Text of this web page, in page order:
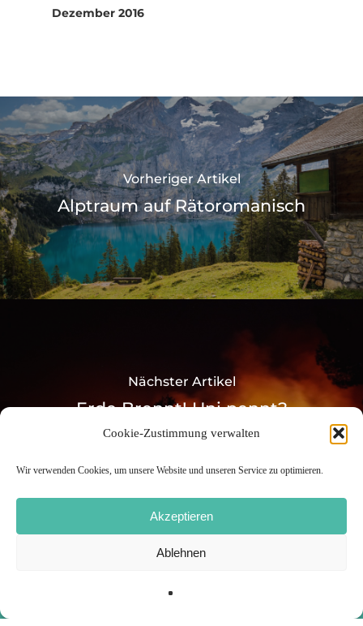
Cookie-Zustimmung verwalten
Wir verwenden Cookies, um unsere Website und unseren Service zu optimieren.
Akzeptieren
Ablehnen
Dezember 2016
Vorheriger Artikel
Alptraum auf Rätoromanisch
Nächster Artikel
Erde Brennt! Uni pennt?